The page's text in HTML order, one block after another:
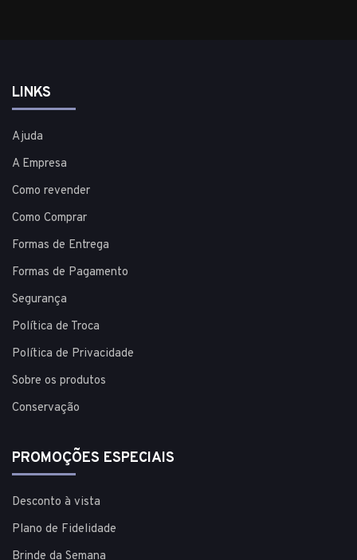
LINKS
Ajuda
A Empresa
Como revender
Como Comprar
Formas de Entrega
Formas de Pagamento
Segurança
Política de Troca
Política de Privacidade
Sobre os produtos
Conservação
PROMOÇÕES ESPECIAIS
Desconto à vista
Plano de Fidelidade
Brinde da Semana